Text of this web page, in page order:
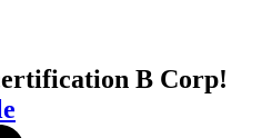
B Corp!